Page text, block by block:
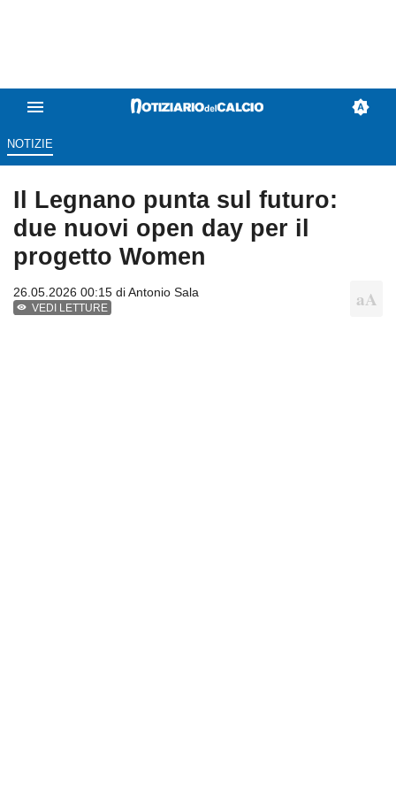
NOTIZIE
Il Legnano punta sul futuro:
due nuovi open day per il
progetto Women
26.05.2026 00:15 diAntonio Sala
VEDI LETTURE